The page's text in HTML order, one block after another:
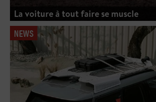
La voiture à tout faire se muscle
NEWS